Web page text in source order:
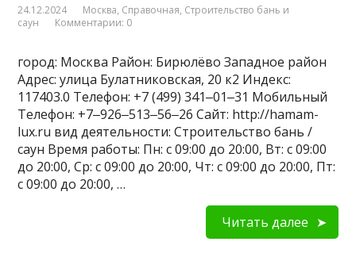
24.12.2024 Москва, Справочная, Строительство бань и
саун
Комментарии: 0
город: Москва Район: Бирюлёво Западное район
Адрес: улица Булатниковская, 20 к2 Индекс:
117403.0 Телефон: +7 (499) 341‒01‒31 Мобильный
Телефон: +7‒926‒513‒56‒26 Сайт: http://hamam-
lux.ru вид деятельности: Строительство бань /
саун Время работы: Пн: с 09:00 до 20:00, Вт: с 09:00
до 20:00, Ср: с 09:00 до 20:00, Чт: с 09:00 до 20:00, Пт:
с 09:00 до 20:00, …
Читать далее